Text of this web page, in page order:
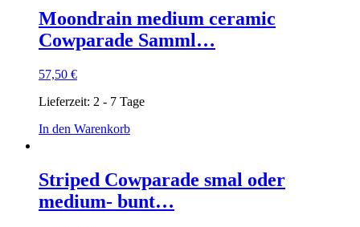
Moondrain medium ceramic
Cowparade Samml…
57,50 €
Lieferzeit: 2 - 7 Tage
In den Warenkorb
Striped Cowparade smal oder
medium- bunt…